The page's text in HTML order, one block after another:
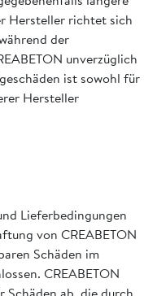
Hersteller richtet sich
der
unverzüglich
ist sowohl für
Hersteller
Lieferbedingungen
von CREABETON
Schäden im
CREABETON